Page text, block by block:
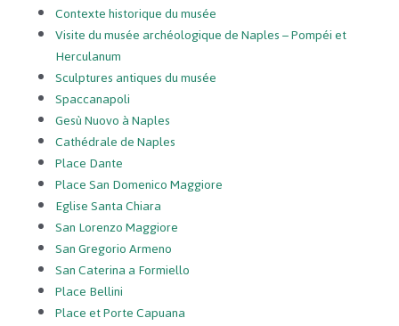
Contexte historique du musée
Visite du musée archéologique de Naples – Pompéi et
Herculanum
Sculptures antiques du musée
Spaccanapoli
Gesù Nuovo à Naples
Cathédrale de Naples
Place Dante
Place San Domenico Maggiore
Eglise Santa Chiara
San Lorenzo Maggiore
San Gregorio Armeno
San Caterina a Formiello
Place Bellini
Place et Porte Capuana